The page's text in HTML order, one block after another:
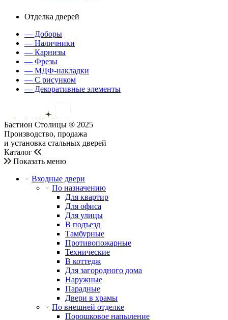
Отделка дверей
— Доборы
— Наличники
— Карнизы
— Фрезы
— МДФ-накладки
— С рисунком
— Декоративные элементы
Бастион Столицы ® 2025
Производство, продажа
и установка стальных дверей
Каталог
Показать меню
Входные двери
По назначению
Для квартир
Для офиса
Для улицы
В подъезд
Тамбурные
Противопожарные
Технические
В коттедж
Для загородного дома
Наружные
Парадные
Двери в храмы
По внешней отделке
Порошковое напыление